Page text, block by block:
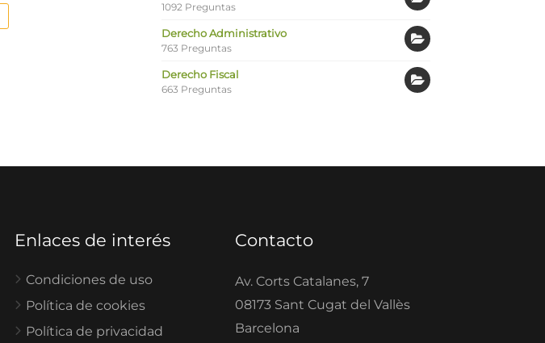
1092 Preguntas
Derecho Administrativo
763 Preguntas
Derecho Fiscal
663 Preguntas
Enlaces de interés
Condiciones de uso
Política de cookies
Política de privacidad
Contacto
Av. Corts Catalanes, 7
08173 Sant Cugat del Vallès
Barcelona